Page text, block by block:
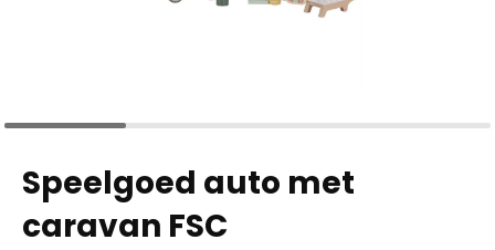
Speelgoed auto met
caravan FSC